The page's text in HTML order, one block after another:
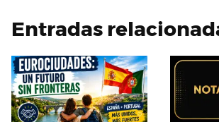
Entradas